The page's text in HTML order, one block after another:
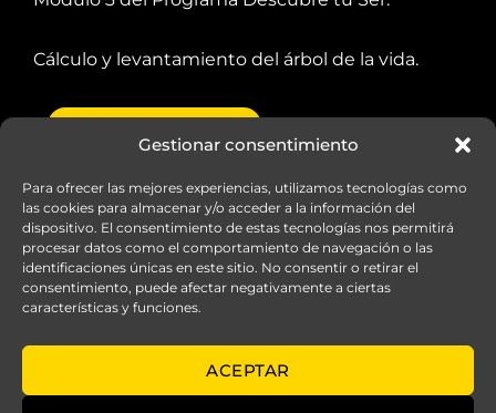
Gestionar consentimiento
Para ofrecer las mejores experiencias, utilizamos tecnologías como
las cookies para almacenar y/o acceder a la información del
dispositivo. El consentimiento de estas tecnologías nos permitirá
procesar datos como el comportamiento de navegación o las
identificaciones únicas en este sitio. No consentir o retirar el
consentimiento, puede afectar negativamente a ciertas
características y funciones.
ACEPTAR
Cálculo y levantamiento del árbol de la vida.
Descubre
Módulo
3
cantidad
© elarboldelavida.es